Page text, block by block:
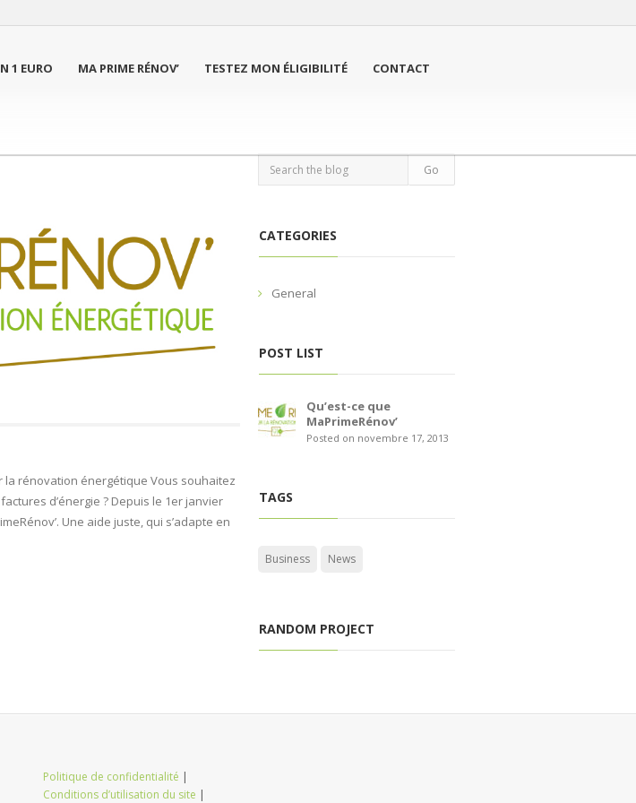
1 EURO MA PRIME RÉNOV’ TESTEZ MON ÉLIGIBILITÉ CONTACT
la rénovation énergétique Vous souhaitez
d’énergie ? Depuis le 1er janvier
Une aide juste, qui s’adapte en
CATEGORIES
General
POST LIST
Qu’est-ce que
MaPrimeRénov’
Posted on novembre 17, 2013
TAGS
Business News
RANDOM PROJECT
Politique de confidentialité |
Conditions d’utilisation du site |